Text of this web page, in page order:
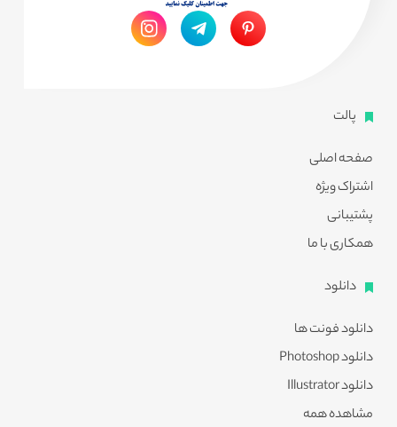
پالت
صفحه اصلی
اشتراک ویژه
پشتیبانی
همکاری با ما
دانلود
دانلود فونت ها
دانلود Photoshop
دانلود Illustrator
مشاهده همه